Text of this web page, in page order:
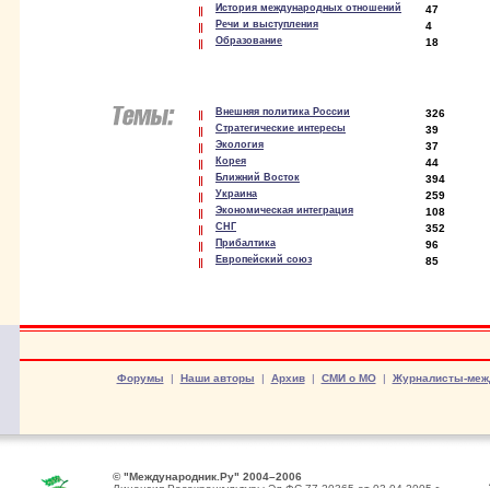
История международных отношений 47
Речи и выступления 4
Образование 18
Внешняя политика России 326
Стратегические интересы 39
Экология 37
Корея 44
Ближний Восток 394
Украина 259
Экономическая интеграция 108
СНГ 352
Прибалтика 96
Европейский союз 85
Форумы | Наши авторы | Архив| СМИ о МО| Журналисты-
© "Международник.Ру" 2004–2006